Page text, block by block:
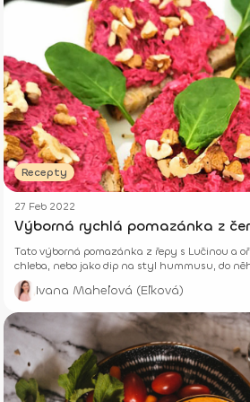
Recepty
27 Feb 2022
Výborná rychlá pomazánka z
Tato výborná pomazánka z řepy s Lučinou a
chleba, nebo jako dip na styl hummusu, do
mrkev.
Ivana Maheľová (Eľková)